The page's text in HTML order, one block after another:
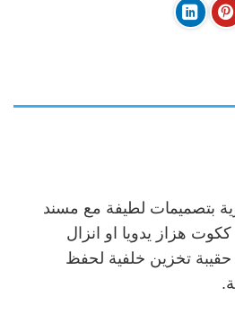
بتصميمات لطيفة مع مسند
هزاز يدويا او انزال
حقيبة تخزين خلفية لحفظ